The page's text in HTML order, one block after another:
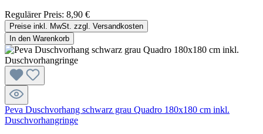
Regulärer Preis: 8,90 €
Preise inkl. MwSt. zzgl. Versandkosten
In den Warenkorb
Peva Duschvorhang schwarz grau Quadro 180x180 cm inkl.
Duschvorhangringe